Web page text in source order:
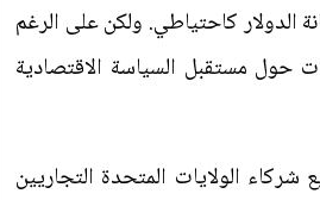
الدولار كاحتياطي. ولكن على الرغم
حول مستقبل السياسة الاقتصادية
الولايات المتحدة التجاريين